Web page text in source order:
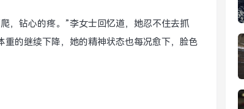
，钻心的疼。”李女士回忆道，她忍不住去抓
的继续下降，她的精神状态也每况愈下，脸色